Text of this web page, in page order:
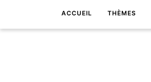
ACCUEIL THÈMES